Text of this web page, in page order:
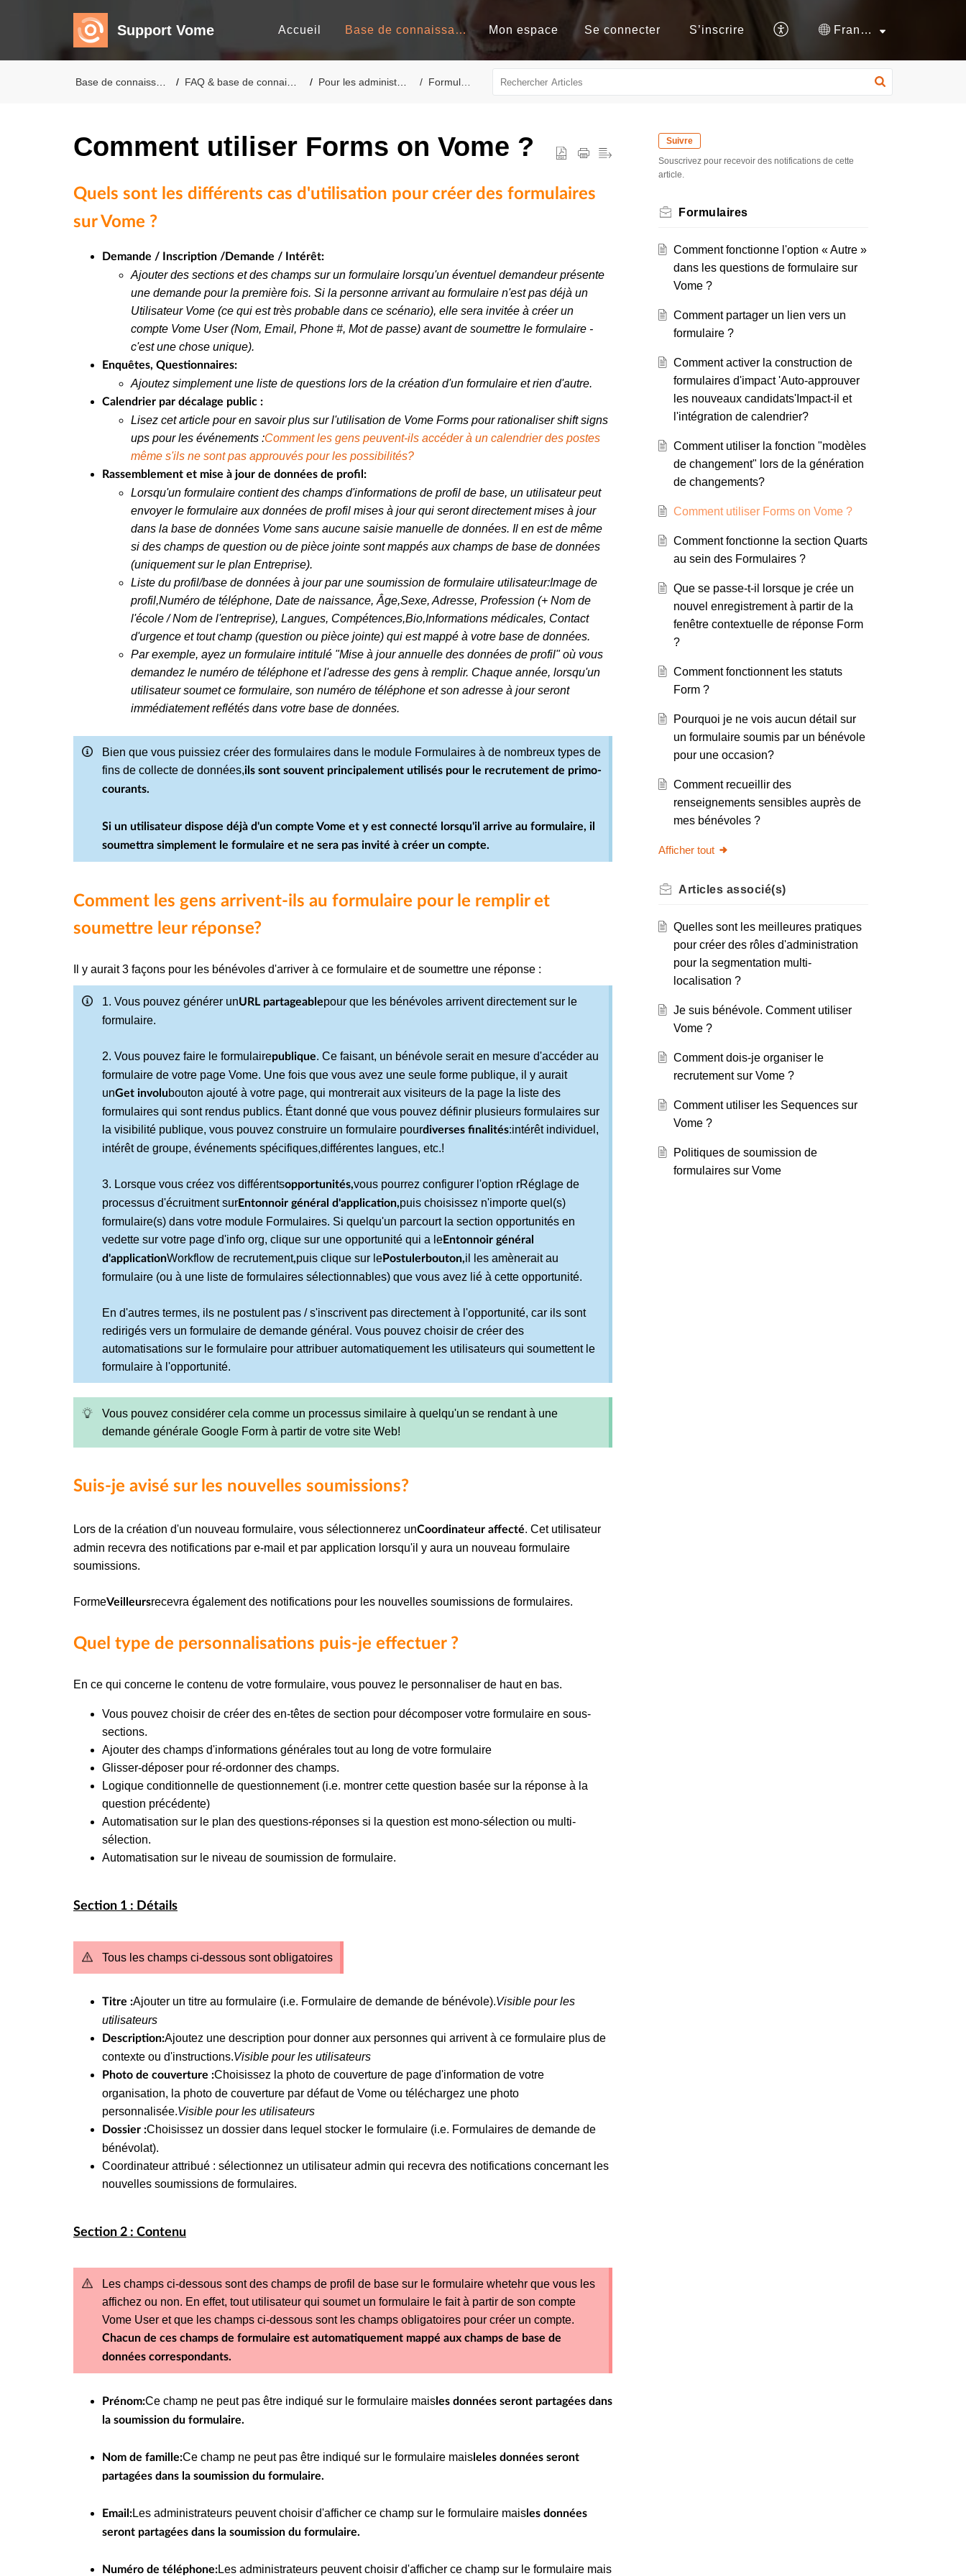
Support Vome Accueil Base de connaissances Mon espace Se connecter S’inscrire Français (France)
FAQ & base de connaissances Pour les administrateurs Formulaires
Comment utiliser Forms on Vome ?
Quels sont les différents cas d'utilisation pour créer des formulaires
sur Vome ?
Demande / Inscription /Demande / Intérêt:
Ajouter des sections et des champs sur un formulaire lorsqu'un éventuel demandeur présente
une demande pour la première fois. Si la personne arrivant au formulaire n'est pas déjà un
Utilisateur Vome (ce qui est très probable dans ce scénario), elle sera invitée à créer un
compte Vome User (Nom, Email, Phone #, Mot de passe) avant de soumettre le formulaire -
c'est une chose unique).
Enquêtes, Questionnaires:
Ajoutez simplement une liste de questions lors de la création d'un formulaire et rien d'autre.
Calendrier par décalage public :
Lisez cet article pour en savoir plus sur l'utilisation de Vome Forms pour rationaliser shift signs
ups pour les événements :Comment les gens peuvent-ils accéder à un calendrier des postes
même s'ils ne sont pas approuvés pour les possibilités?
Rassemblement et mise à jour de données de profil:
Lorsqu'un formulaire contient des champs d'informations de profil de base, un utilisateur peut
envoyer le formulaire aux données de profil mises à jour qui seront directement mises à jour
dans la base de données Vome sans aucune saisie manuelle de données. Il en est de même
si des champs de question ou de pièce jointe sont mappés aux champs de base de données
(uniquement sur le plan Entreprise).
Liste du profil/base de données à jour par une soumission de formulaire utilisateur:Image de
profil,Numéro de téléphone, Date de naissance, Âge,Sexe, Adresse, Profession (+ Nom de
l'école / Nom de l'entreprise), Langues, Compétences,Bio,Informations médicales, Contact
d'urgence et tout champ (question ou pièce jointe) qui est mappé à votre base de données.
Par exemple, ayez un formulaire intitulé "Mise à jour annuelle des données de profil" où vous
demandez le numéro de téléphone et l'adresse des gens à remplir. Chaque année, lorsqu'un
utilisateur soumet ce formulaire, son numéro de téléphone et son adresse à jour seront
immédiatement reflétés dans votre base de données.
Bien que vous puissiez créer des formulaires dans le module Formulaires à de nombreux types de
fins de collecte de données,ils sont souvent principalement utilisés pour le recrutement de primo-
courants.
Si un utilisateur dispose déjà d'un compte Vome et y est connecté lorsqu'il arrive au formulaire, il
soumettra simplement le formulaire et ne sera pas invité à créer un compte.
Comment les gens arrivent-ils au formulaire pour le remplir et
soumettre leur réponse?
Il y aurait 3 façons pour les bénévoles d'arriver à ce formulaire et de soumettre une réponse :
1. Vous pouvez générer unURL partageablepour que les bénévoles arrivent directement sur le
formulaire.
2. Vous pouvez faire le formulairepublique. Ce faisant, un bénévole serait en mesure d'accéder au
formulaire de votre page Vome. Une fois que vous avez une seule forme publique, il y aurait
unGet involubouton ajouté à votre page, qui montrerait aux visiteurs de la page la liste des
formulaires qui sont rendus publics. Étant donné que vous pouvez définir plusieurs formulaires sur
la visibilité publique, vous pouvez construire un formulaire pourdiverses finalités:intérêt individuel,
intérêt de groupe, événements spécifiques,différentes langues, etc.!
3. Lorsque vous créez vos différentsopportunités,vous pourrez configurer l'option rRéglage de
processus d'écruitment surEntonnoir général d'application,puis choisissez n'importe quel(s)
formulaire(s) dans votre module Formulaires. Si quelqu'un parcourt la section opportunités en
vedette sur votre page d'info org, clique sur une opportunité qui a leEntonnoir général
d'applicationWorkflow de recrutement,puis clique sur lePostulerbouton,il les amènerait au
formulaire (ou à une liste de formulaires sélectionnables) que vous avez lié à cette opportunité.
En d'autres termes, ils ne postulent pas / s'inscrivent pas directement à l'opportunité, car ils sont
redirigés vers un formulaire de demande général. Vous pouvez choisir de créer des
automatisations sur le formulaire pour attribuer automatiquement les utilisateurs qui soumettent le
formulaire à l'opportunité.
Vous pouvez considérer cela comme un processus similaire à quelqu'un se rendant à une
demande générale Google Form à partir de votre site Web!
Suis-je avisé sur les nouvelles soumissions?
Lors de la création d'un nouveau formulaire, vous sélectionnerez unCoordinateur affecté. Cet utilisateur
admin recevra des notifications par e-mail et par application lorsqu'il y aura un nouveau formulaire
soumissions.
FormeVeilleursrecevra également des notifications pour les nouvelles soumissions de formulaires.
Quel type de personnalisations puis-je effectuer ?
En ce qui concerne le contenu de votre formulaire, vous pouvez le personnaliser de haut en bas.
Vous pouvez choisir de créer des en-têtes de section pour décomposer votre formulaire en sous-
sections.
Ajouter des champs d'informations générales tout au long de votre formulaire
Glisser-déposer pour ré-ordonner des champs.
Logique conditionnelle de questionnement (i.e. montrer cette question basée sur la réponse à la
question précédente)
Automatisation sur le plan des questions-réponses si la question est mono-sélection ou multi-
sélection.
Automatisation sur le niveau de soumission de formulaire.
Section 1 : Détails
Tous les champs ci-dessous sont obligatoires
Titre :Ajouter un titre au formulaire (i.e. Formulaire de demande de bénévole).Visible pour les
utilisateurs
Description:Ajoutez une description pour donner aux personnes qui arrivent à ce formulaire plus de
contexte ou d'instructions.Visible pour les utilisateurs
Photo de couverture :Choisissez la photo de couverture de page d'information de votre
organisation, la photo de couverture par défaut de Vome ou téléchargez une photo
personnalisée.Visible pour les utilisateurs
Dossier :Choisissez un dossier dans lequel stocker le formulaire (i.e. Formulaires de demande de
bénévolat).
Coordinateur attribué : sélectionnez un utilisateur admin qui recevra des notifications concernant les
nouvelles soumissions de formulaires.
Section 2 : Contenu
Les champs ci-dessous sont des champs de profil de base sur le formulaire whetehr que vous les
affichez ou non. En effet, tout utilisateur qui soumet un formulaire le fait à partir de son compte
Vome User et que les champs ci-dessous sont les champs obligatoires pour créer un compte.
Chacun de ces champs de formulaire est automatiquement mappé aux champs de base de
données correspondants.
Prénom:Ce champ ne peut pas être indiqué sur le formulaire mais les données seront partagées dans
la soumission du formulaire.
Nom de famille:Ce champ ne peut pas être indiqué sur le formulaire mais le les données seront
partagées dans la soumission du formulaire.
Email:Les administrateurs peuvent choisir d'afficher ce champ sur le formulaire mais les données
seront partagées dans la soumission du formulaire.
Numéro de téléphone:Les administrateurs peuvent choisir d'afficher ce champ sur le formulaire mais
Suivre
Souscrivez pour recevoir des notifications de cette
article.
Formulaires
Comment fonctionne l'option « Autre »
dans les questions de formulaire sur
Vome ?
Comment partager un lien vers un
formulaire ?
Comment activer la construction de
formulaires d'impact 'Auto-approuver
les nouveaux candidats'Impact-il et
l'intégration de calendrier?
Comment utiliser la fonction "modèles
de changement" lors de la génération
de changements?
Comment utiliser Forms on Vome ?
Comment fonctionne la section Quarts
au sein des Formulaires ?
Que se passe-t-il lorsque je crée un
nouvel enregistrement à partir de la
fenêtre contextuelle de réponse Form
?
Comment fonctionnent les statuts
Form ?
Pourquoi je ne vois aucun détail sur
un formulaire soumis par un bénévole
pour une occasion?
Comment recueillir des
renseignements sensibles auprès de
mes bénévoles ?
Afficher tout
Articles associé(s)
Quelles sont les meilleures pratiques
pour créer des rôles d'administration
pour la segmentation multi-
localisation ?
Je suis bénévole. Comment utiliser
Vome ?
Comment dois-je organiser le
recrutement sur Vome ?
Comment utiliser les Sequences sur
Vome ?
Politiques de soumission de
formulaires sur Vome